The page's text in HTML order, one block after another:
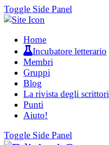
Toggle Side Panel
Home
Incubatore letterario
Membri
Gruppi
Blog
La rivista degli scrittori
Punti
Aiuto!
Toggle Side Panel